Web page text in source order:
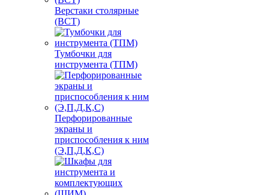
Верстаки столярные
(ВСТ)
Тумбочки для
инструмента (ТПМ)
Перфорированные
экраны и
приспособления к ним
(Э,П,Д,К,С)